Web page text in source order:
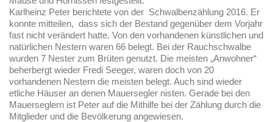
Karlheinz Peter berichtete von der Schwalbenzählung 2016. Er
konnte mitteilen, dass sich der Bestand gegenüber dem Vorjahr
fast nicht verändert hatte. Von den vorhandenen künstlichen und
natürlichen Nestern waren 66 belegt. Bei der Rauchschwalbe
wurden 7 Nester zum Brüten genutzt. Die meisten „Anwohner“
beherbergt wieder Fredi Seeger, waren doch von 20
vorhandenen Nestern die meisten belegt. Auch sind wieder
etliche Häuser an denen Mauersegler nisten. Gerade bei den
Mauerseglern ist Peter auf die Mithilfe bei der Zählung durch die
Mitglieder und die Bevölkerung angewiesen.